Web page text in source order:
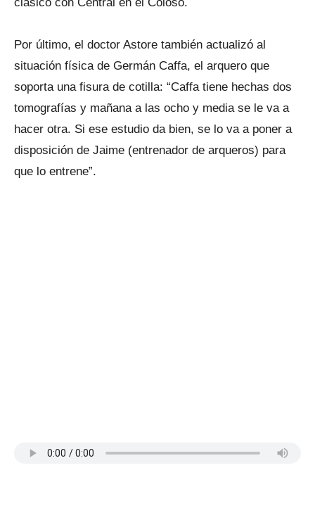
Por último, el doctor Astore también actualizó al
situación física de Germán Caffa, el arquero que
soporta una fisura de cotilla: “Caffa tiene hechas dos
tomografías y mañana a las ocho y media se le va a
hacer otra. Si ese estudio da bien, se lo va a poner a
disposición de Jaime (entrenador de arqueros) para
que lo entrene”.